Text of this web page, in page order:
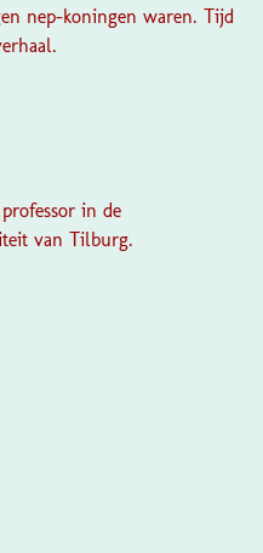
nep-koningen waren. Tijd
in de
van Tilburg.